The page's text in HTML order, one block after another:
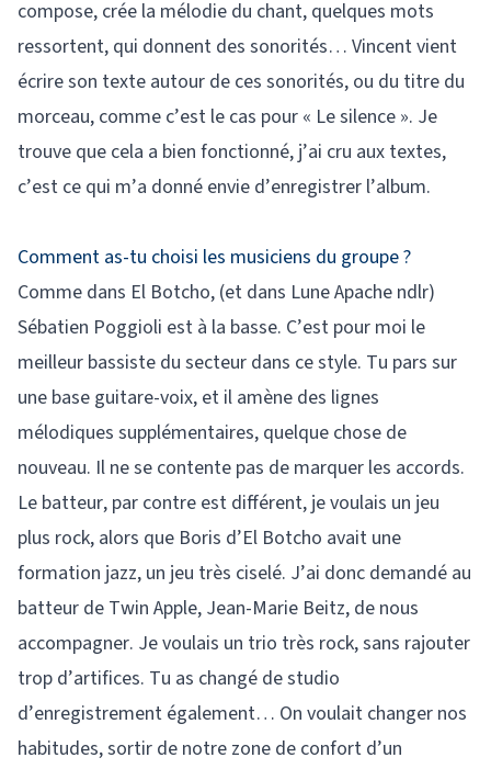
compose, crée la mélodie du chant, quelques mots
ressortent, qui donnent des sonorités… Vincent vient
écrire son texte autour de ces sonorités, ou du titre du
morceau, comme c’est le cas pour « Le silence ». Je
trouve que cela a bien fonctionné, j’ai cru aux textes,
c’est ce qui m’a donné envie d’enregistrer l’album.
Comment as-tu choisi les musiciens du groupe ?
Comme dans El Botcho, (et dans Lune Apache ndlr)
Sébatien Poggioli est à la basse. C’est pour moi le
meilleur bassiste du secteur dans ce style. Tu pars sur
une base guitare-voix, et il amène des lignes
mélodiques supplémentaires, quelque chose de
nouveau. Il ne se contente pas de marquer les accords.
Le batteur, par contre est différent, je voulais un jeu
plus rock, alors que Boris d’El Botcho avait une
formation jazz, un jeu très ciselé. J’ai donc demandé au
batteur de Twin Apple, Jean-Marie Beitz, de nous
accompagner. Je voulais un trio très rock, sans rajouter
trop d’artifices. Tu as changé de studio
d’enregistrement également… On voulait changer nos
habitudes, sortir de notre zone de confort d’un